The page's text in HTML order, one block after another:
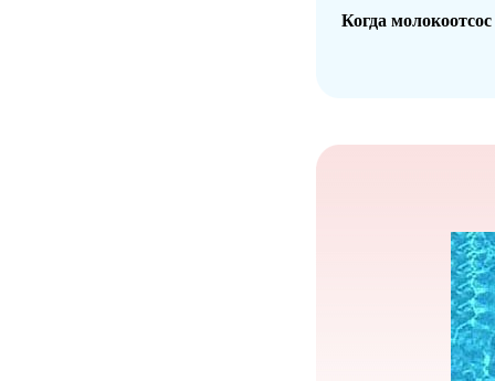
Когда